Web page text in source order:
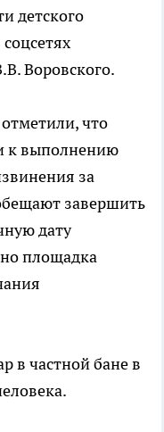
детского
Воровского.
что
к выполнению
за
завершить
дату
площадка
в частной бане в